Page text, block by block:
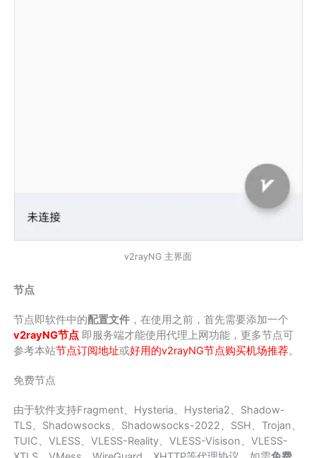
v2rayNG 主界面
节点
节点即软件中的配置文件 ，在使用之前，首先需要添加一个
v2rayNG节点 即服务端才能使用代理上网功能，更多节点可
参考本站节点订阅地址或好用的v2rayNG节点购买机场推荐。
免费节点
由于软件支持Fragment、Hysteria、Hysteria2、Shadow-
TLS、Shadowsocks、Shadowsocks-2022、SSH、Trojan、
TUIC、VLESS、VLESS-Reality、VLESS-Visison、VLESS-